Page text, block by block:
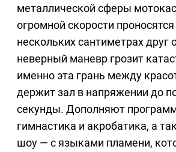
металлической сферы
огромной скорости
нескольких сантиметрах друг
неверный маневр грозит
именно эта грань между
держит зал в напряжении до
секунды. Дополняют
гимнастика и акробатика, а
шоу — с языками пламени,